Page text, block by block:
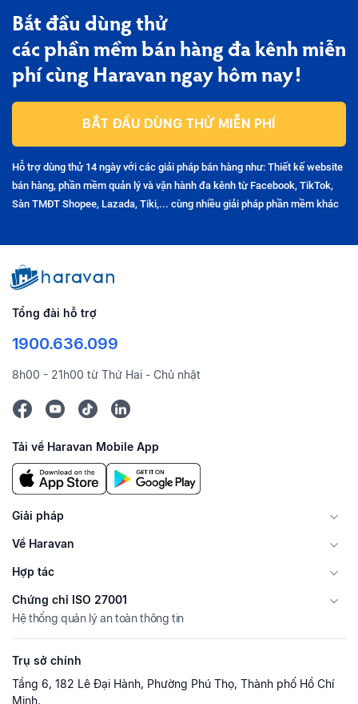
Bắt đầu dùng thử
các phần mềm bán hàng đa kênh miễn
phí cùng Haravan ngay hôm nay!
BẮT ĐẦU DÙNG THỬ MIỄN PHÍ
Hỗ trợ dùng thử 14 ngày với các giải pháp bán hàng như: Thiết kế website
bán hàng, phần mềm quản lý và vận hành đa kênh từ Facebook, TikTok,
Sàn TMĐT Shopee, Lazada, Tiki,... cùng nhiều giải pháp phần mềm khác
Tổng đài hỗ trợ
1900.636.099
8h00 - 21h00 từ Thứ Hai - Chủ nhật
Tải về Haravan Mobile App
Giải pháp
Về Haravan
Hợp tác
Chứng chỉ ISO 27001
Hệ thống quản lý an toàn thông tin
Trụ sở chính
Tầng 6, 182 Lê Đại Hành, Phường Phú Thọ, Thành phố Hồ Chí
Minh.